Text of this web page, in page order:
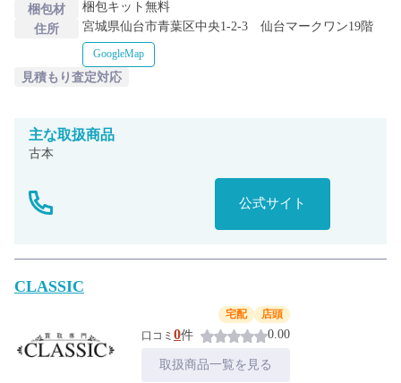
梱包材
梱包キット無料
住所
宮城県仙台市青葉区中央1-2-3 仙台マークワン19階
GoogleMap
見積もり査定対応
主な取扱商品
古本
公式サイト
CLASSIC
宅配
店頭
口コミ 0件 0.00
取扱商品一覧を見る